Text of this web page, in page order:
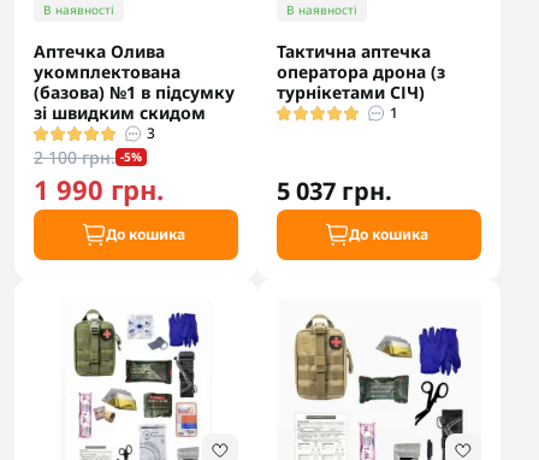
В наявності
Аптечка Олива
укомплектована
(базова) №1 в підсумку
зі швидким скидом
3
2 100 грн. -5%
1 990 грн.
До кошика
В наявності
Тактична аптечка
оператора дрона (з
турнікетами СІЧ)
1
5 037 грн.
До кошика